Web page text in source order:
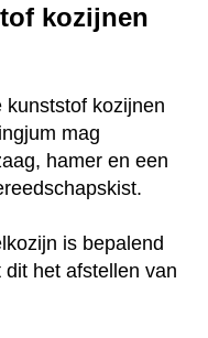
kozijnen
kunststof kozijnen
mag
hamer en een
is bepalend
het afstellen van